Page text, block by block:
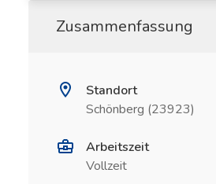
Zusammenfassung
Standort
Schönberg (23923)
Arbeitszeit
Vollzeit